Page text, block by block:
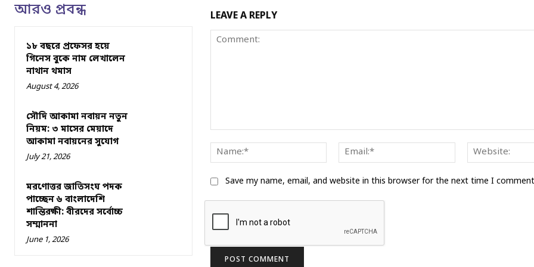
আরও প্রবন্ধ
১৮ বছরে প্রফেসর হয়ে
গিনেস বুকে নাম লেখালেন
নাথান থমাস
August 4, 2026
সৌদি আকামা নবায়ন নতুন
নিয়ম: ৩ মাসের মেয়াদে
আকামা নবায়নের সুযোগ
July 21, 2026
মরণোত্তর জাতিসংঘ পদক
পাচ্ছেন ৬ বাংলাদেশি
শান্তিরক্ষী: বীরদের সর্বোচ্চ
সম্মাননা
June 1, 2026
LEAVE A REPLY
Name:*
Email:*
Save my name, email, and website in this browser for the next time I